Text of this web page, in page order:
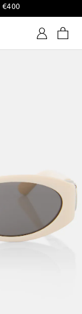
Tagen